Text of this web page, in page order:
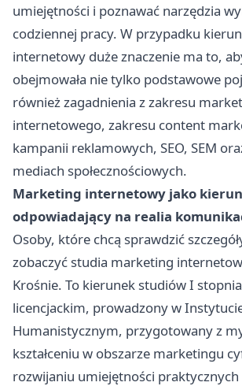
umiejętności i poznawać narzędzia
codziennej pracy. W przypadku
internetowy duże znaczenie ma to,
obejmowała nie tylko podstawowe
również zagadnienia z zakresu
internetowego, zakresu content
kampanii reklamowych, SEO, SEM
mediach społecznościowych.
Marketing internetowy jako
odpowiadający na realia
Osoby, które chcą sprawdzić
zobaczyć studia marketing
Krośnie. To kierunek studiów I
licencjackim, prowadzony w
Humanistycznym, przygotowany z
kształceniu w obszarze marketingu
rozwijaniu umiejętności